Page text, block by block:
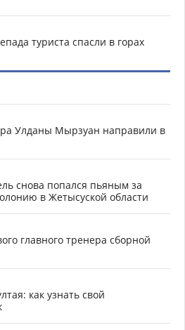
туриста спасли в горах
Улданы Мырзуан направили в
снова попался пьяным за
в Жетысуской области
главного тренера сборной
как узнать свой